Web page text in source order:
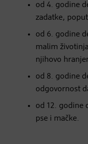
od 4. godine
zadatke,
od 6. godine
malim
njihovo
od 8. godine
odgovornost
od 12. godine
pse i mačke.